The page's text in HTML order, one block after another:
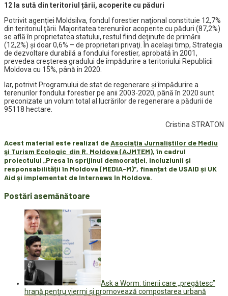
12 la sută din teritoriul țării, acoperite cu păduri
Potrivit agenției Moldsilva, fondul forestier naţional constituie 12,7%
din teritoriul ţării. Majoritatea terenurilor acoperite cu păduri (87,2%)
se află în proprietatea statului, restul fiind deţinute de primării
(12,2%) şi doar 0,6% – de proprietari privaţi. În același timp, Strategia
de dezvoltare durabilă a fondului forestier, aprobată în 2001,
prevedea creşterea gradului de împădurire a teritoriului Republicii
Moldova cu 15%, până în 2020.
Iar, potrivit Programului de stat de regenerare şi împădurire a
terenurilor fondului forestier pe anii 2003-2020, până în 2020 sunt
preconizate un volum total al lucrărilor de regenerare a pădurii de
95118 hectare.
Cristina STRATON
Acest material este realizat deAsociaţia Jurnaliştilor de Mediu
şi Turism Ecologic din R. Moldova (AJMTEM), în cadrul
proiectului „Presa în sprijinul democrației, incluziunii și
responsabilității în Moldova (MEDIA-M)”, finanțat de USAID și UK
Aid și implementat de Internews în Moldova.
Postări asemănătoare
Ask a Worm: tinerii care „pregătesc”
hrană pentru viermi și promovează compostarea urbană